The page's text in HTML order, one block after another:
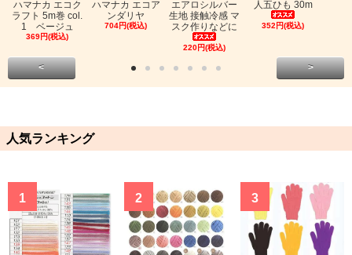
ハマナカ エコク
ラフト 5m巻 col.
1 ベージュ
369円(税込)
ハマナカ エコア
ンダリヤ
704円(税込)
エアロシルバー
生地 接触冷感 マ
スク作りなどに
220円(税込)
人五ひも 30m
352円(税込)
< >
人気ランキング
1 2 3